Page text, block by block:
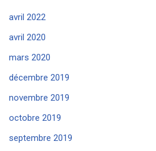
avril 2022
avril 2020
mars 2020
décembre 2019
novembre 2019
octobre 2019
septembre 2019